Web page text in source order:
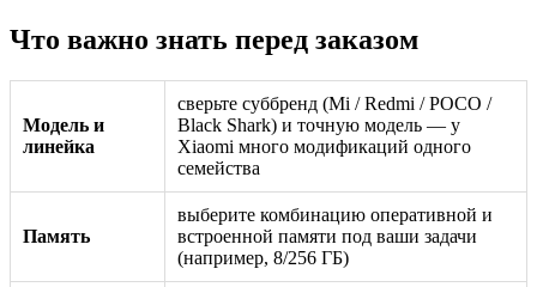
Что важно знать перед заказом
Модель и
линейка
сверьте суббренд (Mi / Redmi / POCO /
Black Shark) и точную модель — у
Xiaomi много модификаций одного
семейства
Память
выберите комбинацию оперативной и
встроенной памяти под ваши задачи
(например, 8/256 ГБ)